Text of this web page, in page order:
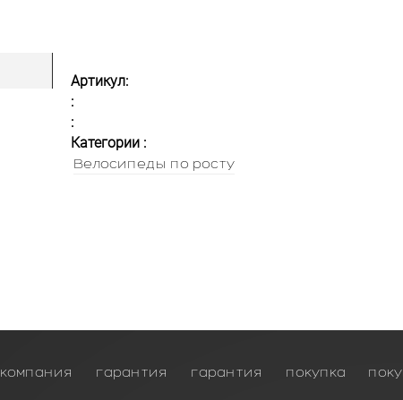
Артикул:
:
:
Категории :
Велосипеды по росту
компания гарантия гарантия покупка